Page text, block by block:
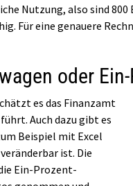
Nutzung, also sind
Für eine genauere
oder
es das Finanzamt
führt. Auch dazu gibt es
Beispiel mit Excel
ist. Die
Ein-Prozent-